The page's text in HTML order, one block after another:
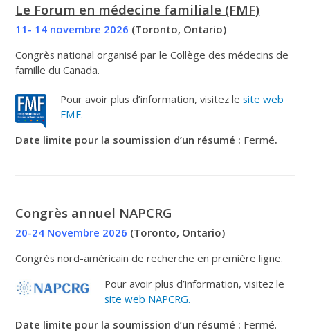
Le Forum en médecine familiale (FMF)
11- 14 novembre 2026 (Toronto, Ontario)
Congrès national organisé par le Collège des médecins de
famille du Canada.
Pour avoir plus d’information, visitez lesite web
FMF.
Date limite pour la soumission d’un résumé : Fermé.
Congrès annuel NAPCRG
20-24 Novembre 2026 (Toronto, Ontario)
Congrès nord-américain de recherche en première ligne.
Pour avoir plus d’information, visitez le
site web NAPCRG.
Date limite pour la soumission d’un résumé : Fermé.